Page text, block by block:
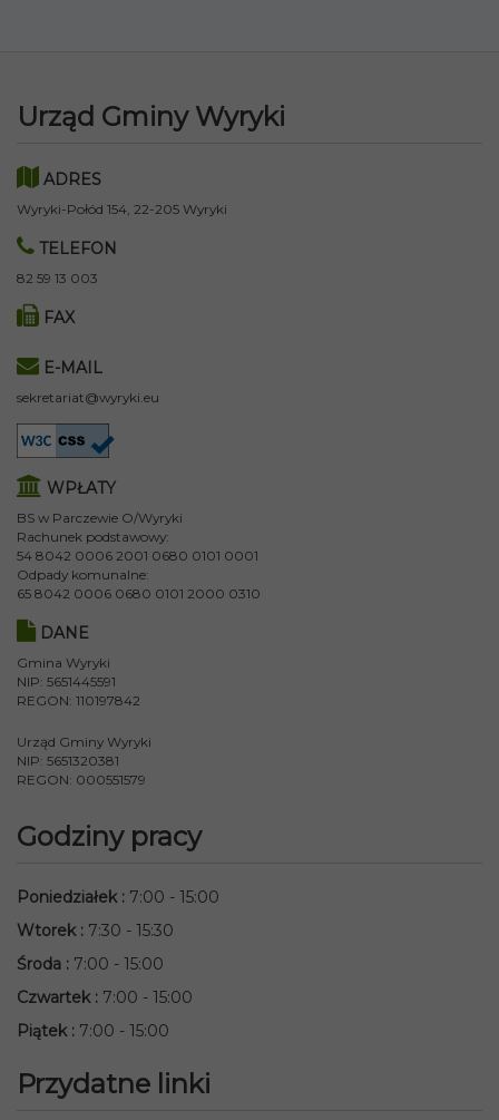
Urząd Gminy Wyryki
ADRES
Wyryki-Połód 154, 22-205 Wyryki
TELEFON
82 59 13 003
FAX
E-MAIL
sekretariat@wyryki.eu
WPŁATY
BS w Parczewie O/Wyryki
Rachunek podstawowy:
54 8042 0006 2001 0680 0101 0001
Odpady komunalne:
65 8042 0006 0680 0101 2000 0310
DANE
Gmina Wyryki
NIP: 5651445591
REGON: 110197842
Urząd Gminy Wyryki
NIP: 5651320381
REGON: 000551579
Godziny pracy
Poniedziałek: 7:00 - 15:00
Wtorek: 7:30 - 15:30
Środa : 7:00 - 15:00
Czwartek: 7:00 - 15:00
Piątek: 7:00 - 15:00
Przydatne linki